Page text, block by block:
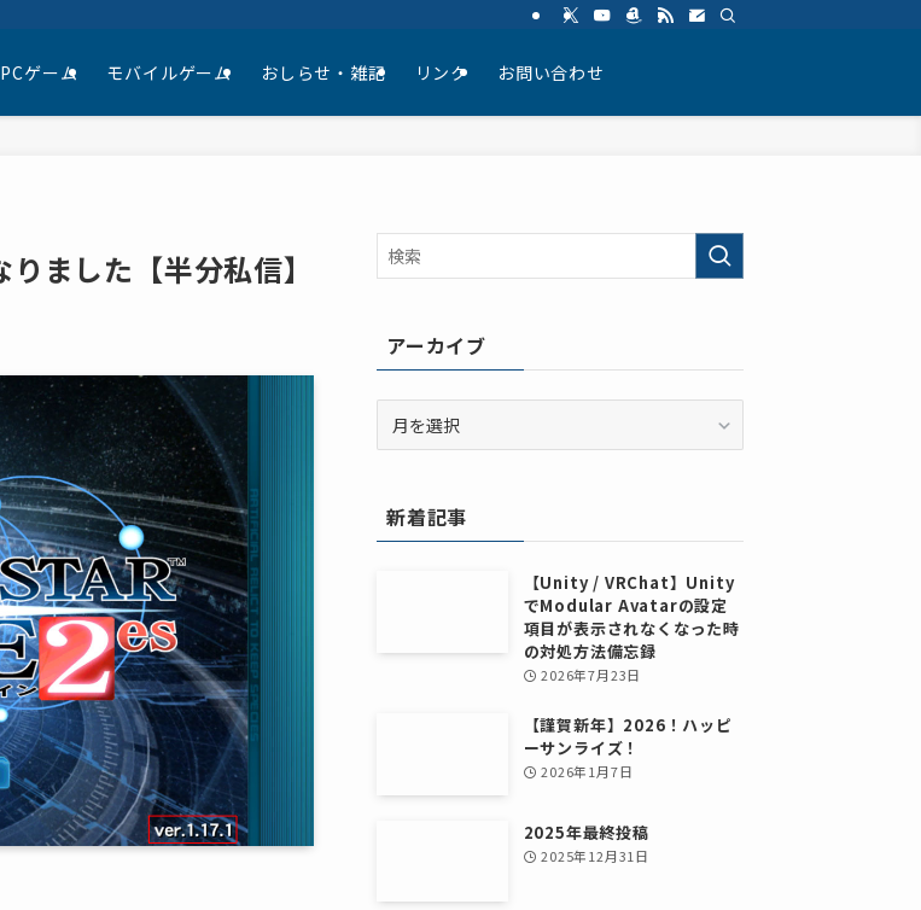
PCゲーム モバイルゲーム おしらせ・雑記 リンク お問い合わせ
ました【半分私信】
アーカイブ
ー
ブ
新着記事
【Unity / VRChat】Unity
でModular Avatarの設定
項目が表示されなくなった時
の対処方法備忘録
2026年7月23日
【謹賀新年】2026！ハッピ
ーサンライズ！
2026年1月7日
2025年最終投稿
2025年12月31日